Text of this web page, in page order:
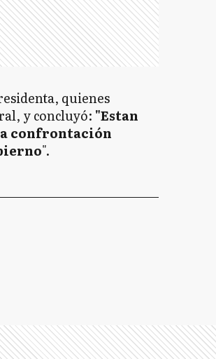
quienes
y concluyó: "Estan
confrontación
".